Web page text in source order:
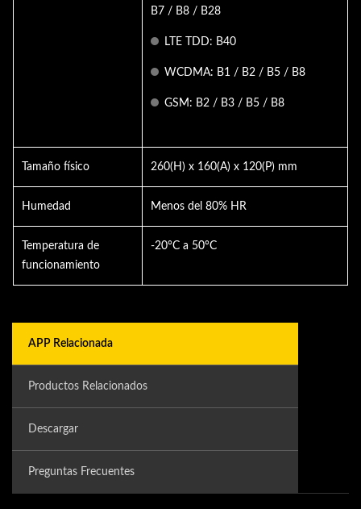
B7 / B8 / B28
LTE TDD: B40
WCDMA: B1 / B2 / B5 / B8
GSM: B2 / B3 / B5 / B8
Tamaño físico 260(H) x 160(A) x 120(P) mm
Humedad Menos del 80% HR
Temperatura de
funcionamiento
-20°C a 50°C
APP Relacionada
Productos Relacionados
Descargar
Preguntas Frecuentes